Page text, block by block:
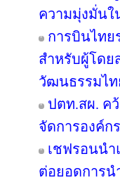
ความมุ่งมั่นใ
การบินไทย
สำหรับผู้โดย
วัฒนธรรมไท
ปตท.สผ. ค
จัดการองค์กร
เชฟรอนนำ
ต่อยอดการน